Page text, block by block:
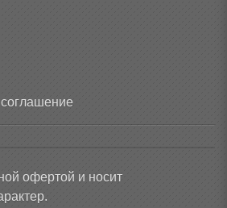
соглашение
офертой и носит